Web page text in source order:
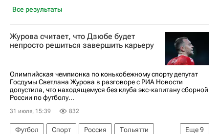
Все результаты
Журова считает, что Дзюбе будет
непросто решиться завершить карьеру
Олимпийская чемпионка по конькобежному спорту депутат
Госдумы Светлана Журова в разговоре с РИА Новости
допустила, что находящемуся без клуба экс-капитану сборной
России по футболу...
31 июля, 15:39 832
Еще9
Футбол Спорт Россия
Тольятти